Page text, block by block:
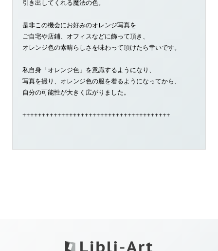
引き出してくれる魔法の色。
是非この機会にお好みのオレンジ写真を
ご自宅や店鋪、オフィスなどに飾って頂き、
オレンジ色の素晴らしさを味わって頂けたら幸いです。
私自身「オレンジ色」を意識するようになり、
写真を撮り、オレンジ色の服を着るようになってから、
自分の可能性が大きく広がりました。
++++++++++++++++++++++++++++++++++++++